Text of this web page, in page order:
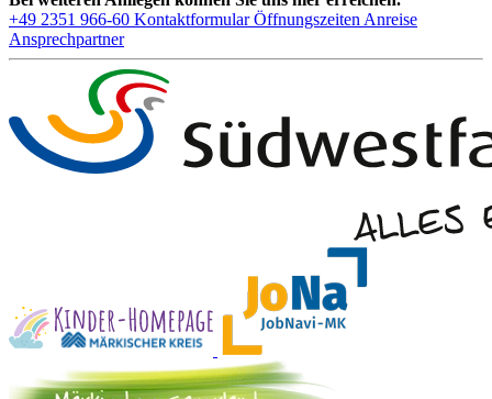
+49 2351 966-60 Kontaktformular Öffnungszeiten Anreise
Ansprechpartner